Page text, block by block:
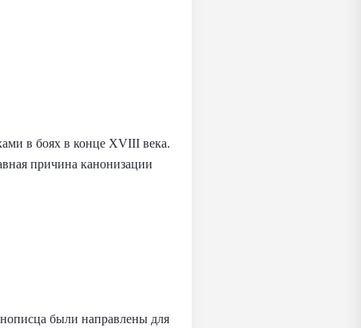
в боях в конце XVIII века.
причина канонизации
были направлены для